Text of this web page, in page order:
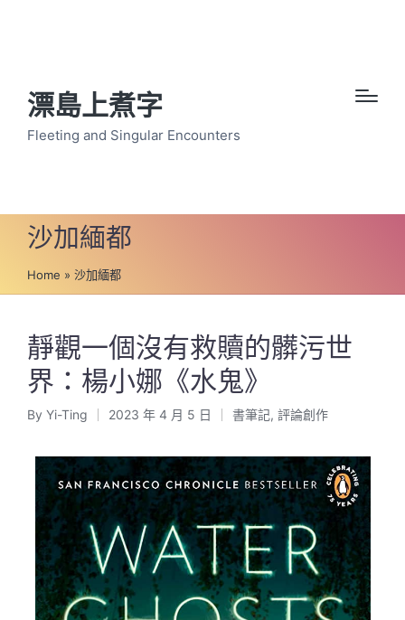
漂島上煮字
Fleeting and Singular Encounters
沙加緬都
Home » 沙加緬都
靜觀一個沒有救贖的髒污世
界：楊小娜《水鬼》
Posted
By Yi-Ting 2023 年 4 月 5 日
Posted
書筆記, 評論創作